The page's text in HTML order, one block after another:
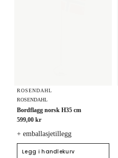
ROSENDAHL
ROSENDAHL
Bordflagg norsk H35 cm
599,00 kr
+ emballasjetillegg
Legg i handlekurv